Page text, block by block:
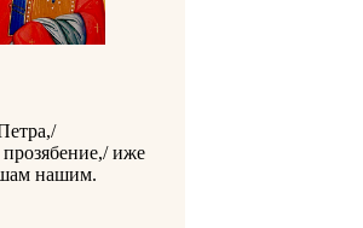
иже
нашим.